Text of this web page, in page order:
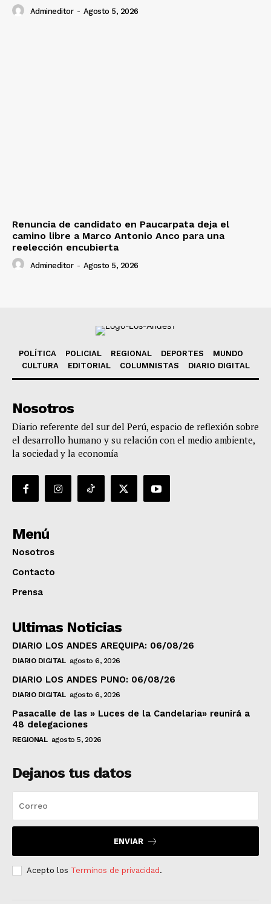
Admineditor - Agosto 5, 2026
Renuncia de candidato en Paucarpata deja el
camino libre a Marco Antonio Anco para una
reelección encubierta
Admineditor - Agosto 5, 2026
POLÍTICA POLICIAL REGIONAL DEPORTES
MUNDO
CULTURA
EDITORIAL COLUMNISTAS DIARIO DIGITAL
Nosotros
Diario referente del sur del Perú, espacio de reflexión sobre
el desarrollo humano y su relación con el medio ambiente,
la sociedad y la economía
Menú
Nosotros
Contacto
Prensa
Ultimas Noticias
DIARIO LOS ANDES AREQUIPA: 06/08/26
DIARIO DIGITAL agosto 6, 2026
DIARIO LOS ANDES PUNO: 06/08/26
DIARIO DIGITAL agosto 6, 2026
Pasacalle de las » Luces de la Candelaria» reunirá a
48 delegaciones
REGIONAL agosto 5, 2026
Dejanos tus datos
ENVIAR
Acepto los Terminos de privacidad.